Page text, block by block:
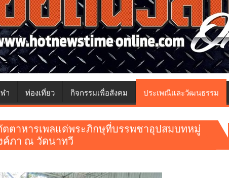
า ท่องเที่ยว กิจกรรมเพื่อสังคม ประเพณีและวัฒนธรรม
ตาหารเพลแด่พระภิกษุที่บรรพชาอุปสมบทหมู่
ค์ภา ณ วัดนาทวี